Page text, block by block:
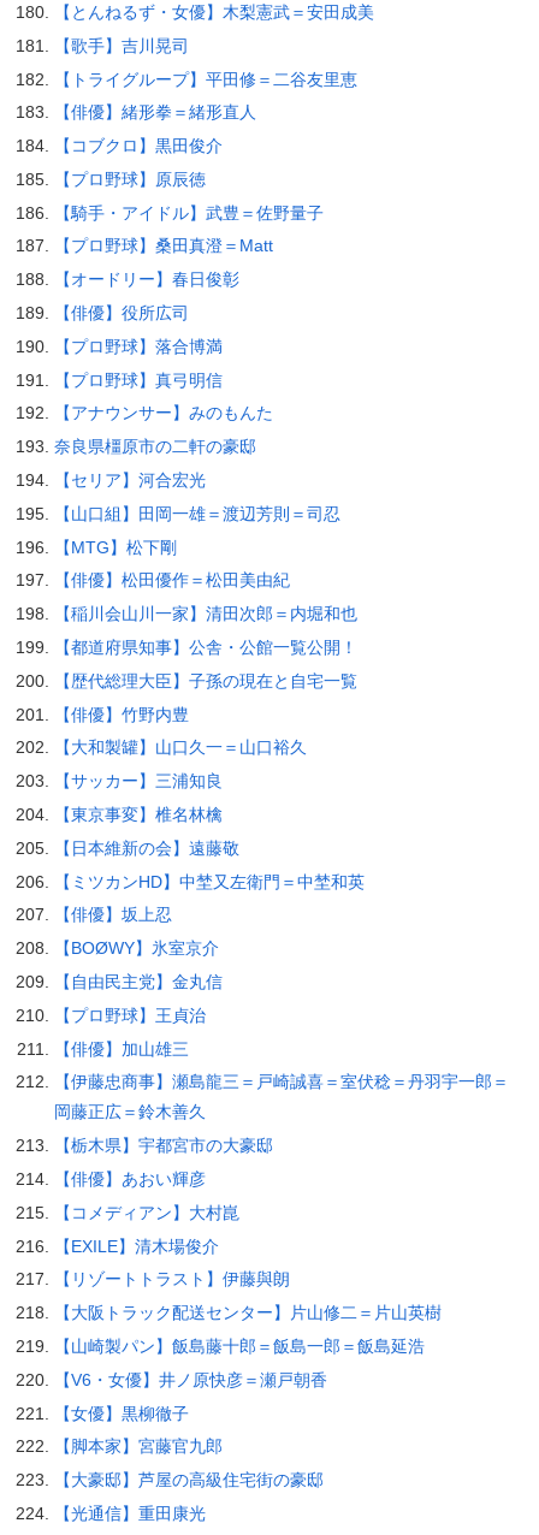
【とんねるず・女優】木梨憲武＝安田成美
【歌手】吉川晃司
【トライグループ】平田修＝二谷友里恵
【俳優】緒形拳＝緒形直人
【コブクロ】黒田俊介
【プロ野球】原辰徳
【騎手・アイドル】武豊＝佐野量子
【プロ野球】桑田真澄＝Matt
【オードリー】春日俊彰
【俳優】役所広司
【プロ野球】落合博満
【プロ野球】真弓明信
【アナウンサー】みのもんた
奈良県橿原市の二軒の豪邸
【セリア】河合宏光
【山口組】田岡一雄＝渡辺芳則＝司忍
【MTG】松下剛
【俳優】松田優作＝松田美由紀
【稲川会山川一家】清田次郎＝内堀和也
【都道府県知事】公舎・公館一覧公開！
【歴代総理大臣】子孫の現在と自宅一覧
【俳優】竹野内豊
【大和製罐】山口久一＝山口裕久
【サッカー】三浦知良
【東京事変】椎名林檎
【日本維新の会】遠藤敬
【ミツカンHD】中埜又左衛門＝中埜和英
【俳優】坂上忍
【BOØWY】氷室京介
【自由民主党】金丸信
【プロ野球】王貞治
【俳優】加山雄三
【伊藤忠商事】瀬島龍三＝戸崎誠喜＝室伏稔＝丹羽宇一郎＝
岡藤正広＝鈴木善久
【栃木県】宇都宮市の大豪邸
【俳優】あおい輝彦
【コメディアン】大村崑
【EXILE】清木場俊介
【リゾートトラスト】伊藤與朗
【大阪トラック配送センター】片山修二＝片山英樹
【山崎製パン】飯島藤十郎＝飯島一郎＝飯島延浩
【V6・女優】井ノ原快彦＝瀬戸朝香
【女優】黒柳徹子
【脚本家】宮藤官九郎
【大豪邸】芦屋の高級住宅街の豪邸
【光通信】重田康光